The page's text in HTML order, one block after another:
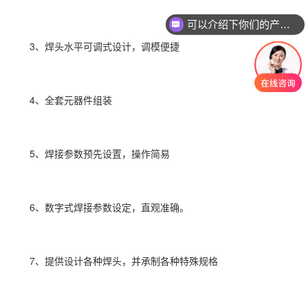
3、焊头水平可调式设计，调模便捷
4、全套元器件组装
5、焊接参数预先设置，操作简易
6、数字式焊接参数设定，直观准确。
7、提供设计各种焊头，并承制各种特殊规格
可以介绍下你们的产品么？